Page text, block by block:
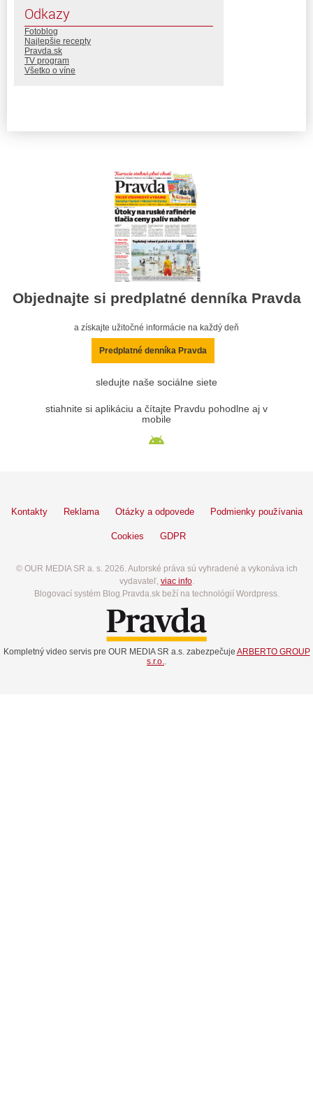
Odkazy
Fotoblog
Najlepšie recepty
Pravda.sk
TV program
Všetko o víne
Objednajte si predplatné denníka Pravda
a získajte užitočné informácie na každý deň
Predplatné denníka Pravda
sledujte naše sociálne siete
stiahnite si aplikáciu a čítajte Pravdu pohodlne aj v
mobile
Kontakty Reklama Otázky a odpovede Podmienky používania
Cookies GDPR
© OUR MEDIA SR a. s. 2026. Autorské práva sú vyhradené a vykonáva ich
vydavateľ, viac info.
Blogovací systém Blog.Pravda.sk beží na technológií Wordpress.
Kompletný video servis pre OUR MEDIA SR a.s. zabezpečuje ARBERTO GROUP
s.r.o.